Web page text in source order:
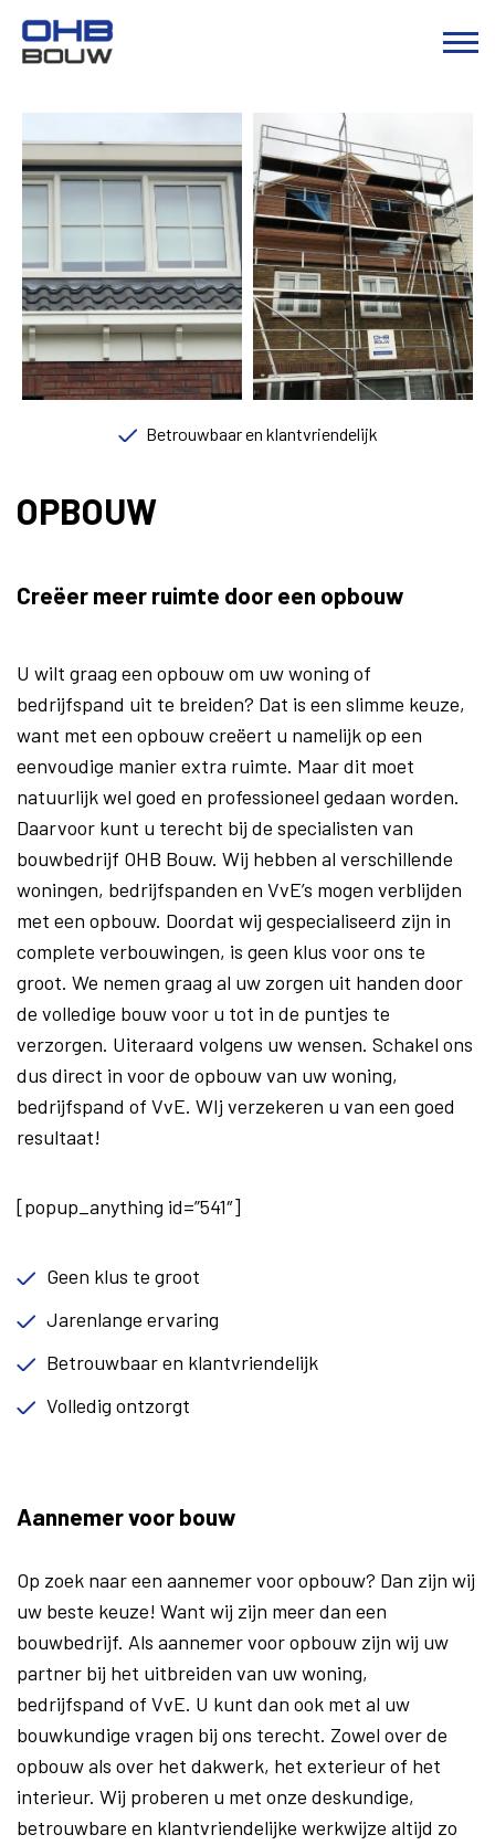
Betrouwbaar en klantvriendelijk
OPBOUW
Creëer meer ruimte door een opbouw
U wilt graag een opbouw om uw woning of
bedrijfspand uit te breiden? Dat is een slimme keuze,
want met een opbouw creëert u namelijk op een
eenvoudige manier extra ruimte. Maar dit moet
natuurlijk wel goed en professioneel gedaan worden.
Daarvoor kunt u terecht bij de specialisten van
bouwbedrijf OHB Bouw. Wij hebben al verschillende
woningen, bedrijfspanden en VvE’s mogen verblijden
met een opbouw. Doordat wij gespecialiseerd zijn in
complete verbouwingen, is geen klus voor ons te
groot. We nemen graag al uw zorgen uit handen door
de volledige bouw voor u tot in de puntjes te
verzorgen. Uiteraard volgens uw wensen. Schakel ons
dus direct in voor de opbouw van uw woning,
bedrijfspand of VvE. WIj verzekeren u van een goed
resultaat!
[popup_anything id=”541″]
Geen klus te groot
Jarenlange ervaring
Betrouwbaar en klantvriendelijk
Volledig ontzorgt
Aannemer voor bouw
Op zoek naar een aannemer voor opbouw? Dan zijn wij
uw beste keuze! Want wij zijn meer dan een
bouwbedrijf. Als aannemer voor opbouw zijn wij uw
partner bij het uitbreiden van uw woning,
bedrijfspand of VvE. U kunt dan ook met al uw
bouwkundige vragen bij ons terecht. Zowel over de
opbouw als over het dakwerk, het exterieur of het
interieur. Wij proberen u met onze deskundige,
betrouwbare en klantvriendelijke werkwijze altijd zo